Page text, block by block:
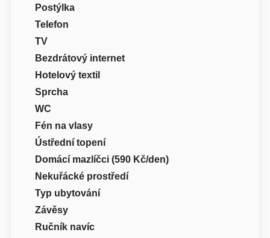
Postýlka
Telefon
TV
Bezdrátový internet
Hotelový textil
Sprcha
WC
Fén na vlasy
Ústřední topení
Domácí mazlíčci (590 Kč/den)
Nekuřácké prostředí
Typ ubytování
Závěsy
Ručník navíc